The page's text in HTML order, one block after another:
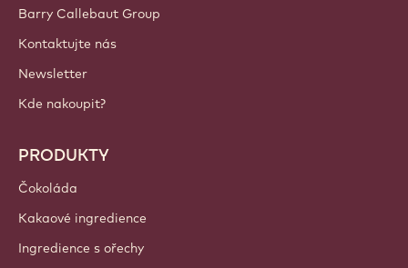
Barry Callebaut Group
Kontaktujte nás
Newsletter
Kde nakoupit?
PRODUKTY
Čokoláda
Kakaové ingredience
Ingredience s ořechy